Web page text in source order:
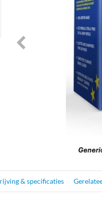
& specificaties